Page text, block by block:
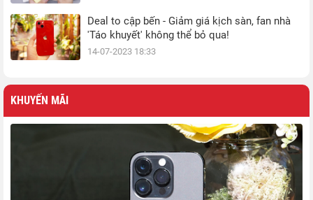
Deal to cập bến - Giảm giá kịch sàn, fan nhà
'Táo khuyết' không thể bỏ qua!
14-07-2023 18:33
KHUYẾN MÃI